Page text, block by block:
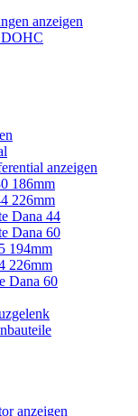
anzeigen
anzeigen
186mm
226mm
Dana 44
Dana 60
194mm
226mm
Dana 60
anzeigen